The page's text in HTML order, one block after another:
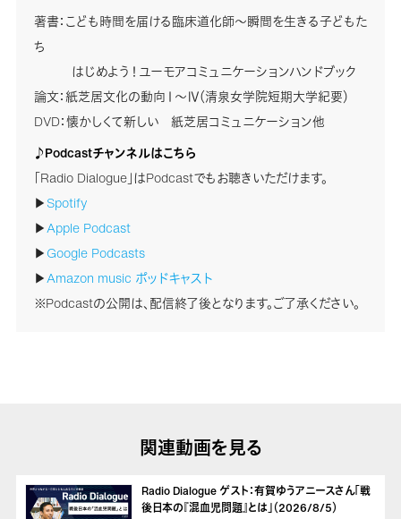
著書：こども時間を届ける臨床道化師～瞬間を生きる子どもた
ち
はじめよう！ユーモアコミュニケーションハンドブック
論文：紙芝居文化の動向Ⅰ～Ⅳ（清泉女学院短期大学紀要）
DVD：懐かしくて新しい 紙芝居コミュニケーション他
♪Podcastチャンネルはこちら
「Radio Dialogue」はPodcastでもお聴きいただけます。
▶Spotify
▶Apple Podcast
▶Google Podcasts
▶Amazon music ポッドキャスト
※Podcastの公開は、配信終了後となります。ご了承ください。
関連動画を見る
Radio Dialogue ゲスト：有賀ゆうアニースさん「戦
後日本の『混血児問題』とは」（2026/8/5）